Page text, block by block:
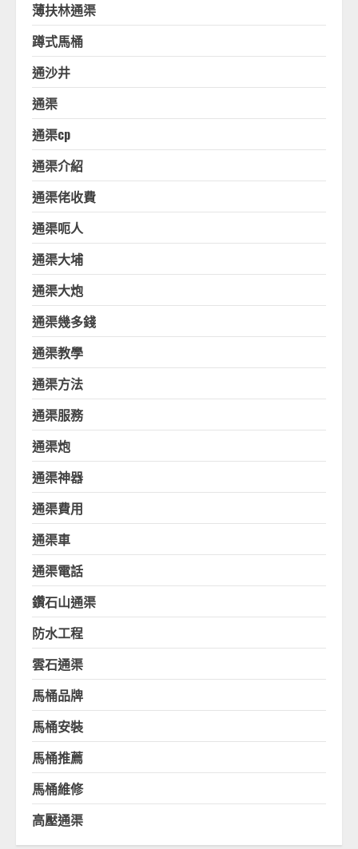
薄扶林通渠
蹲式馬桶
通沙井
通渠
通渠cp
通渠介紹
通渠佬收費
通渠呃人
通渠大埔
通渠大炮
通渠幾多錢
通渠教學
通渠方法
通渠服務
通渠炮
通渠神器
通渠費用
通渠車
通渠電話
鑽石山通渠
防水工程
雲石通渠
馬桶品牌
馬桶安裝
馬桶推薦
馬桶維修
高壓通渠